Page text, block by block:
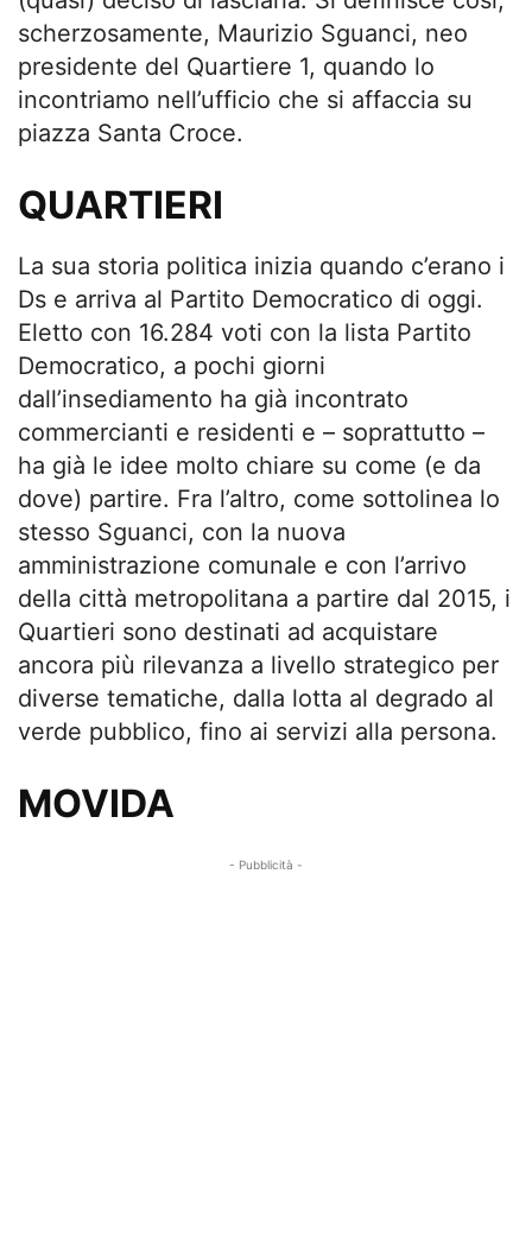
scherzosamente, Maurizio Sguanci, neo
presidente del Quartiere 1, quando lo
incontriamo nell’ufficio che si affaccia su
piazza Santa Croce.
QUARTIERI
La sua storia politica inizia quando c’erano i
Ds e arriva al Partito Democratico di oggi.
Eletto con 16.284 voti con la lista Partito
Democratico, a pochi giorni
dall’insediamento ha già incontrato
commercianti e residenti e – soprattutto –
ha già le idee molto chiare su come (e da
dove) partire. Fra l’altro, come sottolinea lo
stesso Sguanci, con la nuova
amministrazione comunale e con l’arrivo
della città metropolitana a partire dal 2015, i
Quartieri sono destinati ad acquistare
ancora più rilevanza a livello strategico per
diverse tematiche, dalla lotta al degrado al
verde pubblico, fino ai servizi alla persona.
MOVIDA
- Pubblicità -